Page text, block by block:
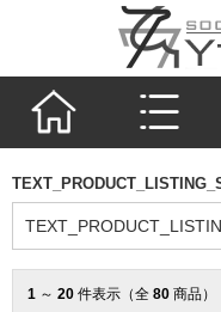
1 ～ 20 件表示（全 80 商品）